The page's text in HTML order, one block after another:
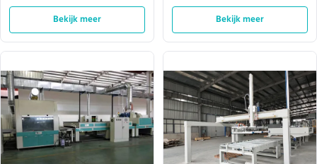
10m/Min
Bekijk meer
W920mm 180m/Min
Bekijk meer